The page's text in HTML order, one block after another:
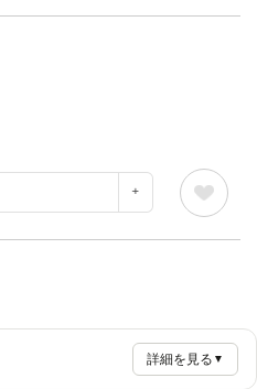
詳細を見る ▼